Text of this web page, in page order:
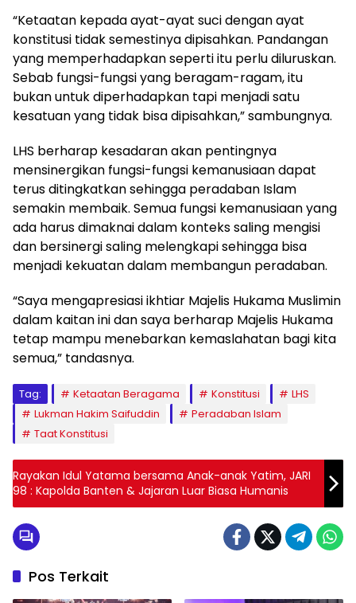
“Ketaatan kepada ayat-ayat suci dengan ayat
konstitusi tidak semestinya dipisahkan. Pandangan
yang memperhadapkan seperti itu perlu diluruskan.
Sebab fungsi-fungsi yang beragam-ragam, itu
bukan untuk diperhadapkan tapi menjadi satu
kesatuan yang tidak bisa dipisahkan,” sambungnya.
LHS berharap kesadaran akan pentingnya
mensinergikan fungsi-fungsi kemanusiaan dapat
terus ditingkatkan sehingga peradaban Islam
semakin membaik. Semua fungsi kemanusiaan yang
ada harus dimaknai dalam konteks saling mengisi
dan bersinergi saling melengkapi sehingga bisa
menjadi kekuatan dalam membangun peradaban.
“Saya mengapresiasi ikhtiar Majelis Hukama Muslimin
dalam kaitan ini dan saya berharap Majelis Hukama
tetap mampu menebarkan kemaslahatan bagi kita
semua,” tandasnya.
Tag: Ketaatan Beragama Konstitusi
LHS
Lukman Hakim Saifuddin
Peradaban Islam
Taat Konstitusi
Rayakan Idul Yatama bersama Anak-anak Yatim, JARI
98 : Kapolda Banten & Jajaran Luar Biasa Humanis
Pos Terkait